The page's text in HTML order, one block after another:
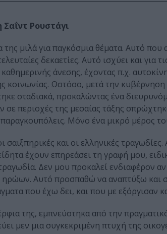
Ρουστάγι
της μιλά για παγκόσμια θέματα. Αυτό
δεκαετίες. Αυτό ισχύει και για
άνεσης, έχοντας π.χ.
κοινωνίας. Ωστόσο, μετά την
σταδιακά, προκαλώντας ένα
σε περιοχές της μεσαίας τάξης
Μόνο ένα μικρό μέρος
σαιξπηρικές και οι ελληνικές
έχουν επηρεάσει τη γραφή μου,
Δεν μου προκαλεί ενδιαφέρον
ηρώων. Αυτό προσπαθώ να αναπτύξω και
που έχω δει, και που με εξόργισαν
της, εμπνεύστηκα από την
μεν μια συγκεκριμένη πτυχή της